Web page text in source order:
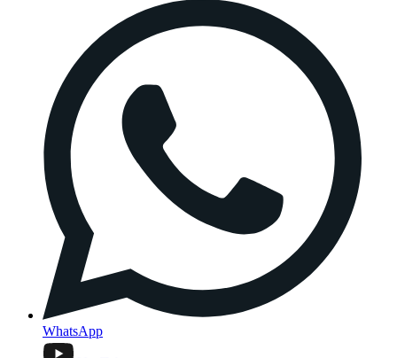
WhatsApp